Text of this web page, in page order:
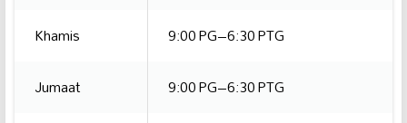
Khamis
9:00 PG–6:30 PTG
Jumaat
9:00 PG–6:30 PTG